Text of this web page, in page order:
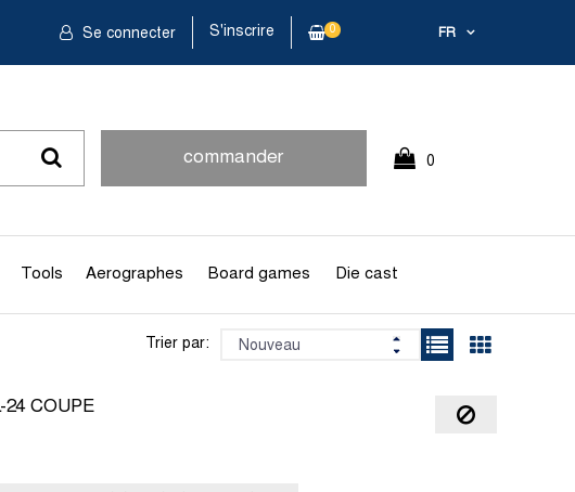
FR
Se connecter S'inscrire 0
commander 0
Tools Aerographes Board games Die cast
Trier par:
24 COUPE